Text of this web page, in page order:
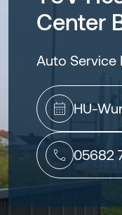
Center
Auto Service
HU-
05682